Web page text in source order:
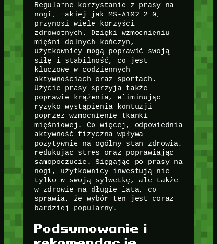
Regularne korzystanie z prasy na
nogi, takiej jak MS-A102 2.0,
przynosi wiele korzyści
zdrowotnych. Dzięki wzmocnieniu
mięśni dolnych kończyn,
użytkownicy mogą poprawić swoją
siłę i stabilność, co jest
kluczowe w codziennych
aktywnościach oraz sportach.
Użycie prasy sprzyja także
poprawie krążenia, eliminując
ryzyko wystąpienia kontuzji
poprzez wzmocnienie tkanki
mięśniowej. Co więcej, odpowiednia
aktywność fizyczna wpływa
pozytywnie na ogólny stan zdrowia,
redukując stres oraz poprawiając
samopoczucie. Sięgając po prasy na
nogi, użytkownicy inwestują nie
tylko w swoją sylwetkę, ale także
w zdrowie na długie lata, co
sprawia, że wybór ten jest coraz
bardziej popularny.
Podsumowanie i